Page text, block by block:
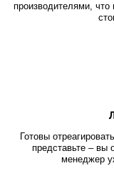
производителями, что
Готовы
представьте – вы
менеджер